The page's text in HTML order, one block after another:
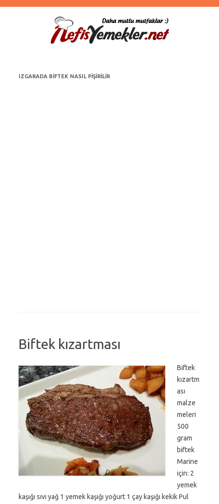
IZGARADA BIFTEK NASIL PIŞIRILIR
Biftek kızartması
Biftek
kızartm
ası
malze
meleri
500
gram
biftek
Marine
için: 2
yemek
kaşığı sıvı yağ 1 yemek kaşığı yoğurt 1 çay kaşığı kekik Pul